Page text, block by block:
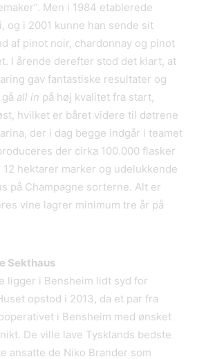
Men i 1984 etablerede
og i 2001 kunne han sende sit
af pinot noir, chardonnay og pinot
I årende derefter stod det klart, at
gav fantastiske resultater og
all in på høj kvalitet fra start,
hvilket er båret videre til døtrene
der i dag begge indgår i teamet
der cirka 100.000 flasker
hektarer marker og udelukkende
på Champagne sorterne. Alt er
vine lagrer minimum tre år på
Sekthaus
ligger i Bensheim lidt syd for
opstod i 2013, da et par fra
i Bensheim med ønsket
De ville lave Tysklands bedste
ansatte de Niko Brander som